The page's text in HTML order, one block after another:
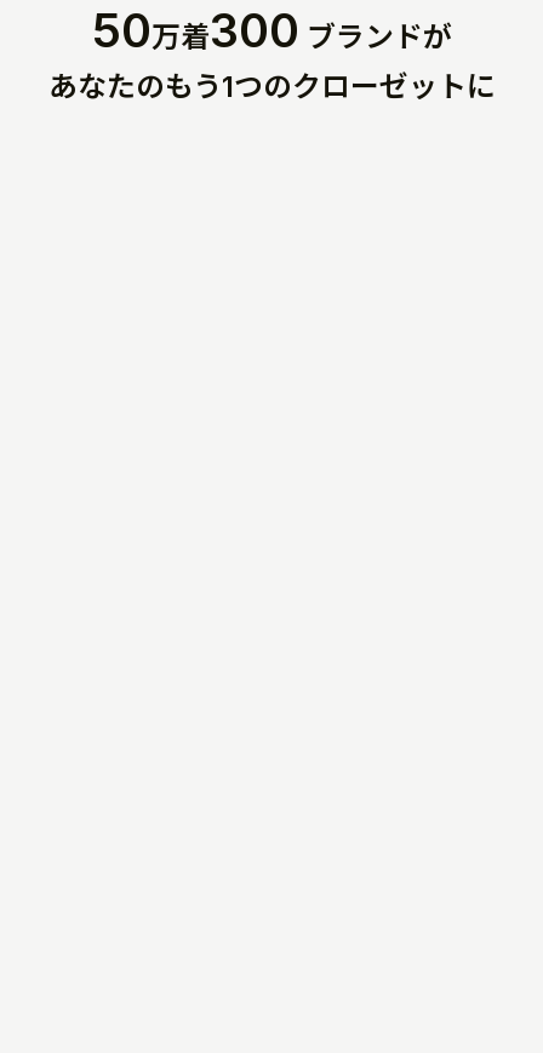
50万着300 ブランドが
あなたのもう1つのクローゼットに